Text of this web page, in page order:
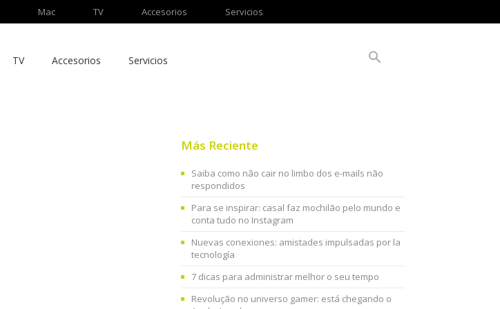
Mac TV Accesorios Servicios
TV Accesorios Servicios
Más Reciente
Saiba como não cair no limbo dos e-mails não
respondidos
Para se inspirar: casal faz mochilão pelo mundo e
conta tudo no Instagram
Nuevas conexiones: amistades impulsadas por la
tecnología
7 dicas para administrar melhor o seu tempo
Revolução no universo gamer: está chegando o